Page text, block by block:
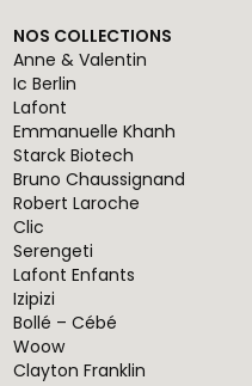
NOS COLLECTIONS
Anne & Valentin
Ic Berlin
Lafont
Emmanuelle Khanh
Starck Biotech
Bruno Chaussignand
Robert Laroche
Clic
Serengeti
Lafont Enfants
Izipizi
Bollé – Cébé
Woow
Clayton Franklin